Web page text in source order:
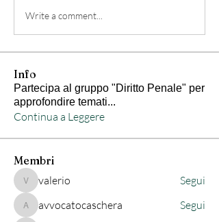
Write a comment...
Info
Partecipa al gruppo "Diritto Penale" per
approfondire temati...
Continua a Leggere
Membri
valeriovalerio Segui
avvocatocaschera
avvocatocaschera Segui